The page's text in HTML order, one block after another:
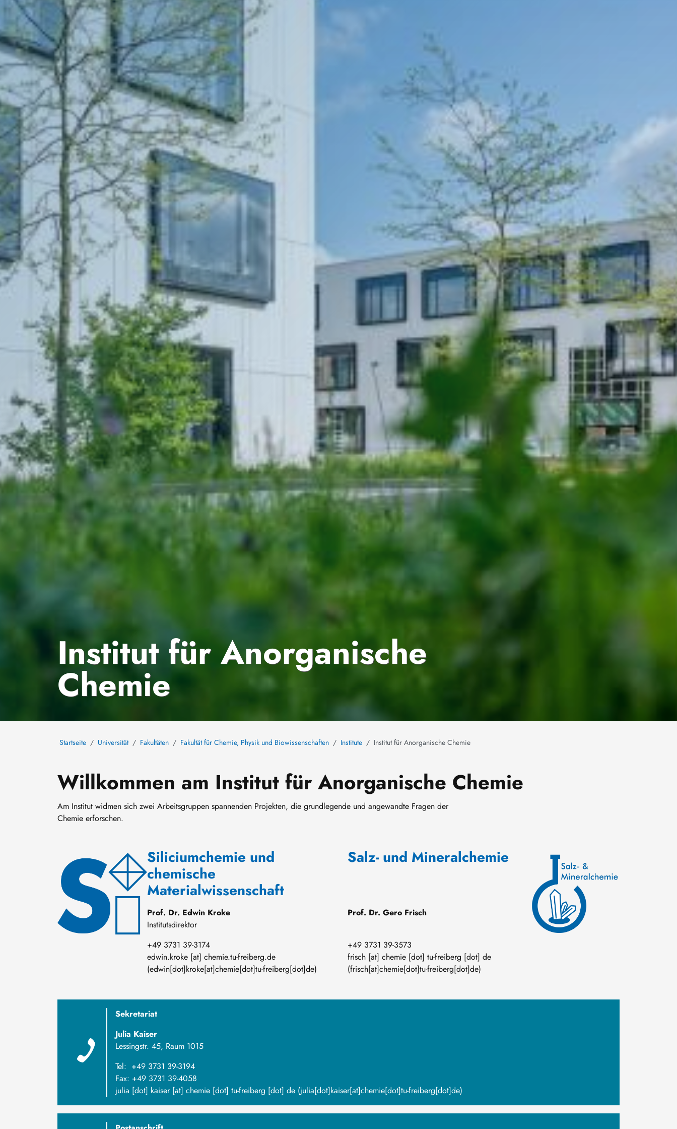
Institut für Anorganische
Chemie
Startseite Universität Fakultäten Fakultät für Chemie, Physik und Biowissenschaften Institute Institut für Anorganische Chemie
Willkommen am Institut für Anorganische Chemie
Am Institut widmen sich zwei Arbeitsgruppen spannenden Projekten, die grundlegende und angewandte Fragen der
Chemie erforschen.
Siliciumchemie und
chemische
Materialwissenschaft
Prof. Dr. Edwin Kroke
Institutsdirektor
+49 3731 39-3174
edwin.kroke [at]chemie.tu-freiberg.de
(edwin[dot]kroke[at]chemie[dot]tu-freiberg[dot]de)
Salz- und Mineralchemie
Prof. Dr. Gero Frisch
+49 3731 39-3573
frisch [at] chemie [dot] tu-freiberg [dot] de
(frisch[at]chemie[dot]tu-freiberg[dot]de)
Sekretariat
Julia Kaiser
Lessingstr. 45, Raum 1015
Tel: +49 3731 39-3194
Fax: +49 3731 39-4058
julia [dot] kaiser[at] chemie [dot] tu-freiberg [dot] de (julia[dot]kaiser[at]chemie[dot]tu-freiberg[dot]de)